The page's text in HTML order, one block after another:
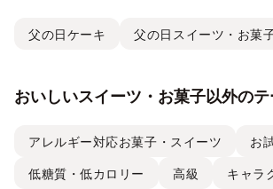
父の日ケーキ 父の日スイーツ・お菓
おいしいスイーツ・お菓子以外の
アレルギー対応お菓子・スイーツ お
低糖質・低カロリー 高級 キャラ